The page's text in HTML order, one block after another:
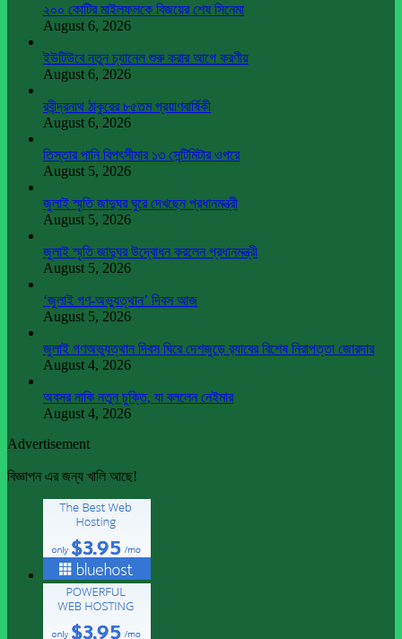
২০০ কোটির মাইলফলকে বিজয়ের শেষ সিনেমা
August 6, 2026
ইউটিউবে নতুন চ্যানেল শুরু করার আগে করণীয়
August 6, 2026
রবীন্দ্রনাথ ঠাকুরের ৮৫তম প্রয়াণবার্ষিকী
August 6, 2026
তিস্তার পানি বিপৎসীমার ১৩ সেন্টিমিটার ওপরে
August 5, 2026
জুলাই স্মৃতি জাদুঘর ঘুরে দেখছেন প্রধানমন্ত্রী
August 5, 2026
জুলাই স্মৃতি জাদুঘর উদ্বোধন করলেন প্রধানমন্ত্রী
August 5, 2026
‘জুলাই গণ-অভ্যুত্থান’ দিবস আজ
August 5, 2026
জুলাই গণঅভ্যুত্থান দিবস ঘিরে দেশজুড়ে র‌্যাবের বিশেষ নিরাপত্তা জোরদার
August 4, 2026
অবসর নাকি নতুন চুক্তি, যা বললেন নেইমার
August 4, 2026
Advertisement
বিজ্ঞাপন এর জন্য খালি আছে!